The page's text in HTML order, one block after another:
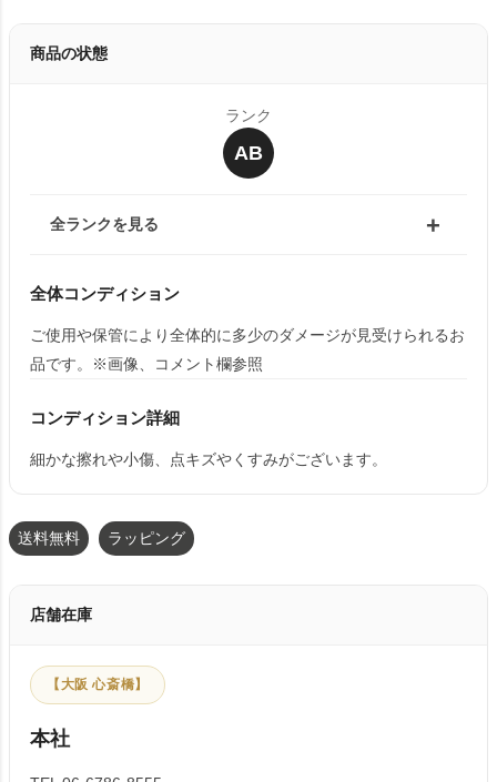
商品の状態
ランク
AB
全ランクを見る
全体コンディション
ご使用や保管により全体的に多少のダメージが見受けられるお
品です。※画像、コメント欄参照
コンディション詳細
細かな擦れや小傷、点キズやくすみがございます。
送料無料 ラッピング
店舗在庫
【大阪 心斎橋】
本社